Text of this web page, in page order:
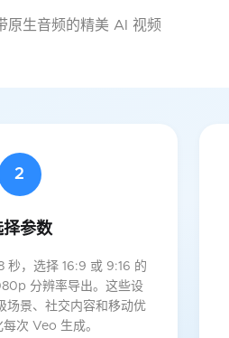
原生音频的精美 AI 视频
2
择参数
秒，选择 16:9 或 9:16 的
分辨率导出。这些设
场景、社交内容和移动优
次 Veo 生成。